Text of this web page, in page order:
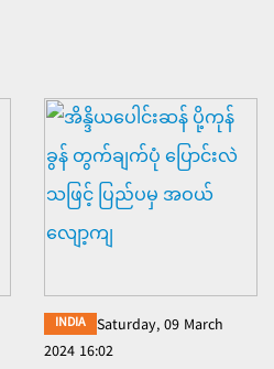
INDIA Saturday, 09 March
2024 16:02